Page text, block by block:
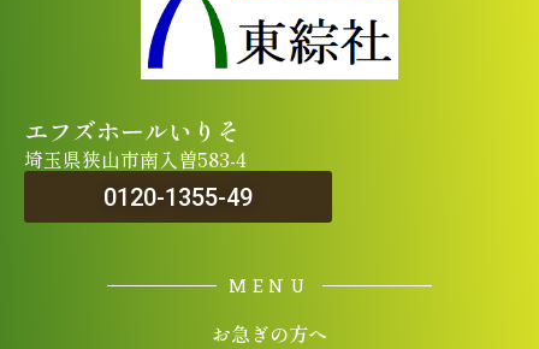
エフズホールいりそ
埼玉県狭山市南入曽583-4
0120-1355-49
MENU
お急ぎの方へ